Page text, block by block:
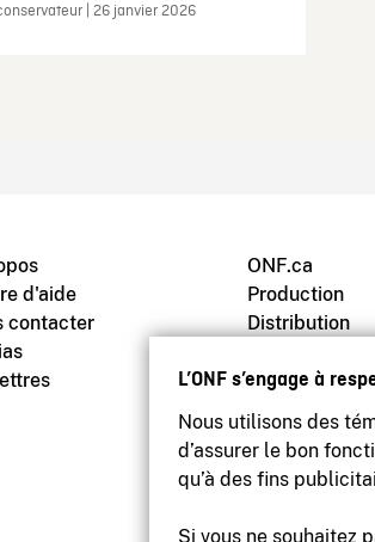
L’ONF s’engage à
Nous utilisons des
d’assurer le bon
qu’à des fins
Si vous ne souhaitez
| 26 janvier 2026
d'aide
contacter
ONF.ca
Production
Distribution
Archives